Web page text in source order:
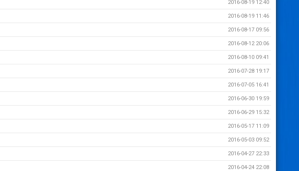
2016-08-19 12:40
2016-08-19 11:46
2016-08-17 09:56
2016-08-12 20:06
2016-08-10 09:41
2016-07-28 19:17
2016-07-05 16:41
2016-06-30 19:59
2016-06-29 15:32
2016-05-17 11:09
2016-05-03 09:52
2016-04-27 22:33
2016-04-24 22:08